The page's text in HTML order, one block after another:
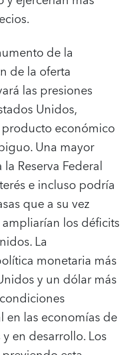
de la
de la oferta
las presiones
Unidos,
económico
Una mayor
Reserva Federal
e incluso podría
que a su vez
los déficits
La
monetaria más
y un dólar más
en las economías de
en desarrollo. Los